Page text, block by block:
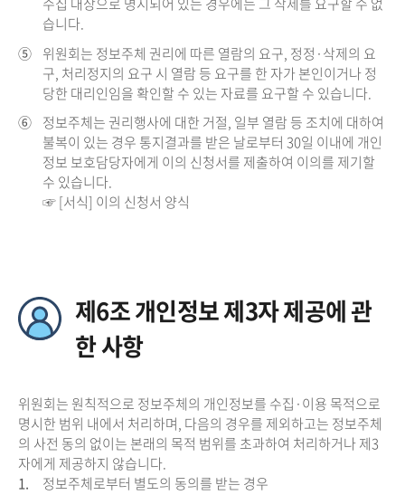
습니다.
⑤ 위원회는 정보주체 권리에 따른 열람의 요구, 정정·삭제의 요
구, 처리정지의 요구 시 열람 등 요구를 한 자가 본인이거나 정
당한 대리인임을 확인할 수 있는 자료를 요구할 수 있습니다.
⑥ 정보주체는 권리행사에 대한 거절, 일부 열람 등 조치에 대하여
불복이 있는 경우 통지결과를 받은 날로부터 30일 이내에 개인
정보 보호담당자에게 이의 신청서를 제출하여 이의를 제기할
수 있습니다.
☞ [서식] 이의 신청서 양식
제6조 개인정보 제3자 제공에 관
한 사항
위원회는 원칙적으로 정보주체의 개인정보를 수집·이용 목적으로
명시한 범위 내에서 처리하며, 다음의 경우를 제외하고는 정보주체
의 사전 동의 없이는 본래의 목적 범위를 초과하여 처리하거나 제3
자에게 제공하지 않습니다.
1.
정보주체로부터 별도의 동의를 받는 경우